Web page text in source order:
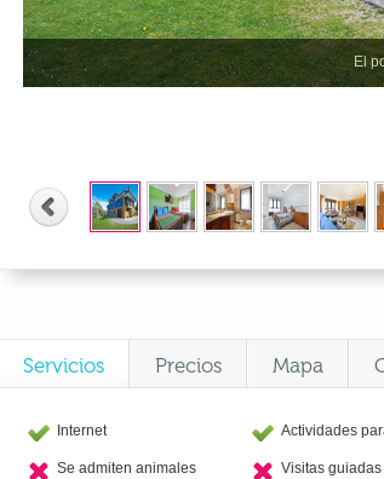
El
Servicios Precios Mapa
Internet Actividades
Se admiten animales
Visitas guiadas